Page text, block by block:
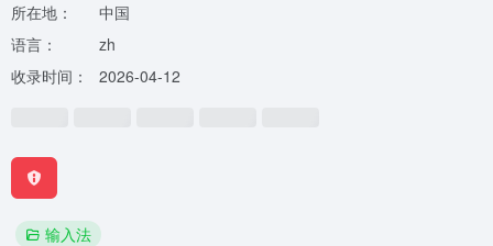
所在地：
中国
语言：
zh
收录时间：
2026-04-12
输入法